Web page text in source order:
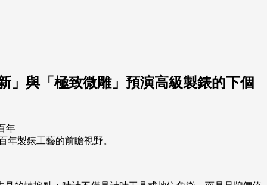
」與「極致微雕」預演高級製錶的下個
製錶工藝的前瞻視野。